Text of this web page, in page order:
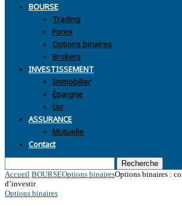
BOURSE
Trading
Forex
Options binaires
Brokers
INVESTISSEMENT
Immobilier
Épargne
L’or
ASSURANCE
Mutuelle
Contact
Recherche
Accueil BOURSEOptions binairesOptions binaires :
d’investir
Options binaires